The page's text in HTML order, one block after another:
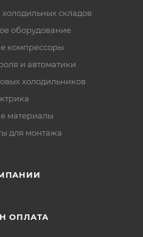
складов
оборудование
компрессоры
и автоматики
холодильников
материалы
для монтажа
ОПЛАТА